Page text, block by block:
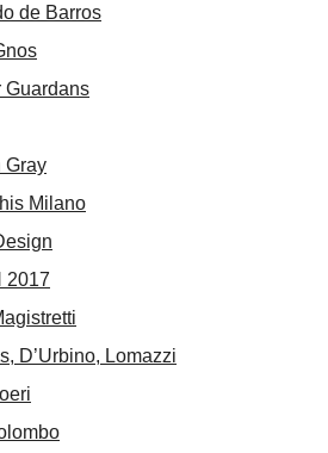
de Barros
Guardans
Gray
Milano
2017
D’Urbino, Lomazzi